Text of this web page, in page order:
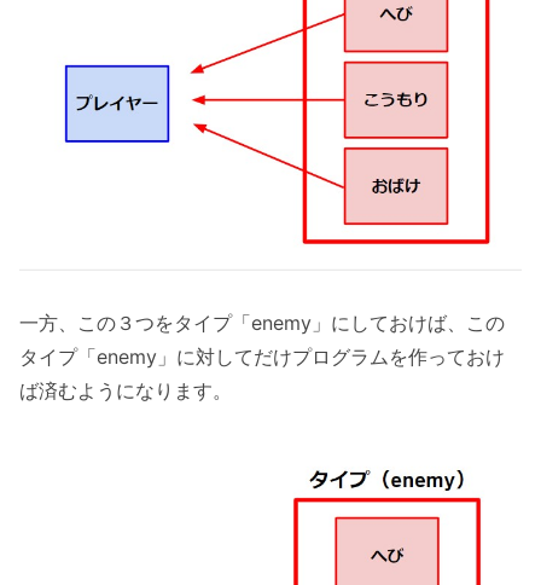
一方、この３つをタイプ「enemy」にしておけば、この
タイプ「enemy」に対してだけプログラムを作っておけ
ば済むようになります。